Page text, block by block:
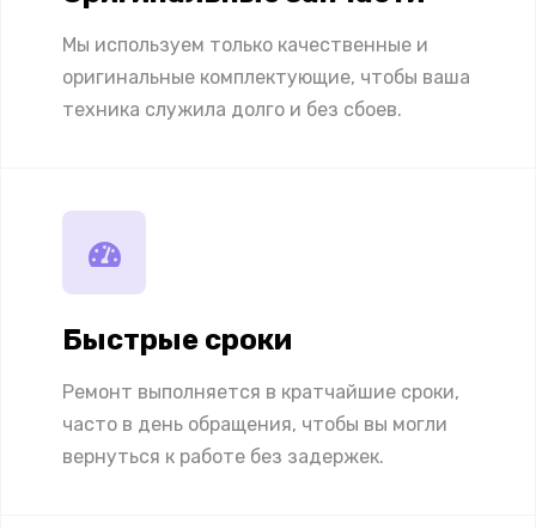
Мы используем только качественные и
оригинальные комплектующие, чтобы ваша
техника служила долго и без сбоев.
Быстрые сроки
Ремонт выполняется в кратчайшие сроки,
часто в день обращения, чтобы вы могли
вернуться к работе без задержек.